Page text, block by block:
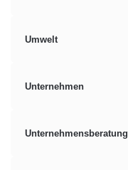
Umwelt
Unternehmen
Unternehmensberatung